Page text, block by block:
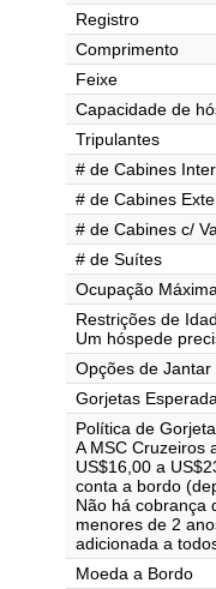
Registro
Comprimento
Feixe
Capacidade de
Tripulantes
# de Cabines
# de Cabines
# de Cabines c/
# de Suítes
Ocupação
Restrições de
Um hóspede
Opções de Jantar
Gorjetas
Política de
A MSC Cruzeiros
US$16,00 a
conta a bordo
Não há cobrança
menores de 2
adicionada a
Moeda a Bordo